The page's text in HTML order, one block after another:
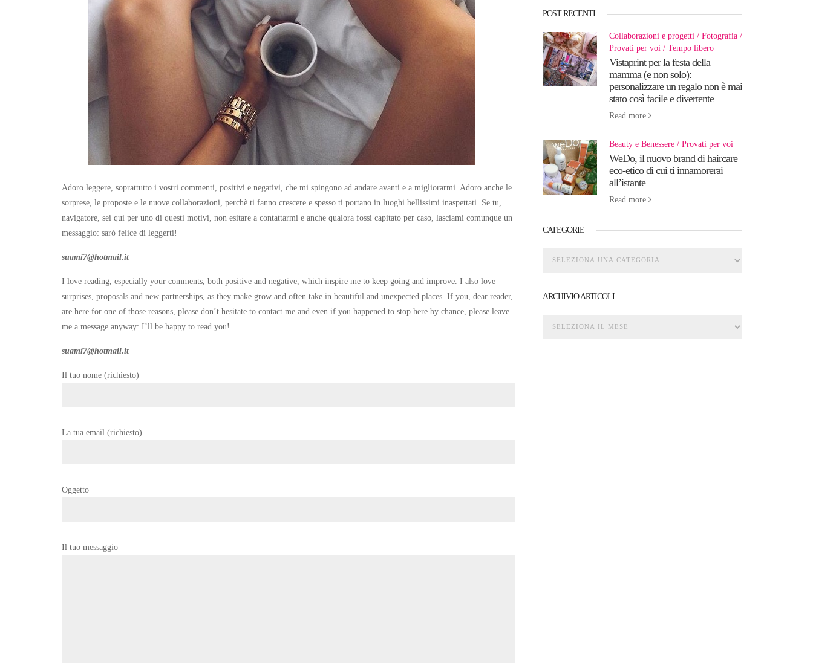
Adoro leggere, soprattutto i vostri commenti, positivi e negativi, che mi spingono ad andare avanti e a migliorarmi. Adoro anche le
sorprese, le proposte e le nuove collaborazioni, perchè ti fanno crescere e spesso ti portano in luoghi bellissimi inaspettati. Se tu,
navigatore, sei qui per uno di questi motivi, non esitare a contattarmi e anche qualora fossi capitato per caso, lasciami comunque un
messaggio: sarò felice di leggerti!
suami7@hotmail.it
I love reading, especially your comments, both positive and negative, which inspire me to keep going and improve. I also love
surprises, proposals and new partnerships, as they make grow and often take in beautiful and unexpected places. If you, dear reader,
are here for one of those reasons, please don’t hesitate to contact me and even if you happened to stop here by chance, please leave
me a message anyway: I’ll be happy to read you!
suami7@hotmail.it
Il tuo nome (richiesto)
La tua email (richiesto)
Oggetto
Il tuo messaggio
POST RECENTI
Collaborazioni e progetti
Fotografia
Provati per voi
Tempo libero
Vistaprint per la festa della
mamma (e non solo):
personalizzare un regalo non è mai
stato così facile e divertente
Read more
Beauty e Benessere Provati per voi
WeDo, il nuovo brand di haircare
eco-etico di cui ti innamorerai
all’istante
Read more
CATEGORIE
ARCHIVIO ARTICOLI